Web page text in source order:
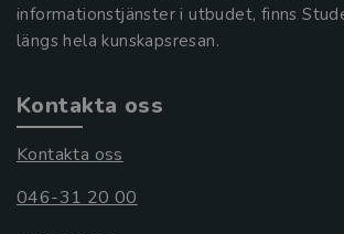
informationstjänster i utbudet, finns
längs hela kunskapsresan.
Kontakta oss
Kontakta oss
046-31 20 00